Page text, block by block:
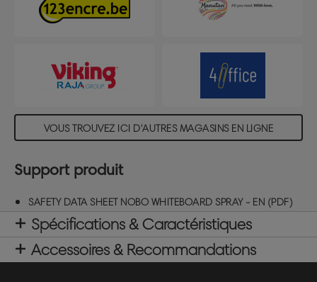
VOUS TROUVEZ ICI D'AUTRES MAGASINS EN LIGNE
Support produit
SAFETY DATA SHEET NOBO WHITEBOARD SPRAY - EN (PDF)
Spécifications & Caractéristiques
Accessoires & Recommandations